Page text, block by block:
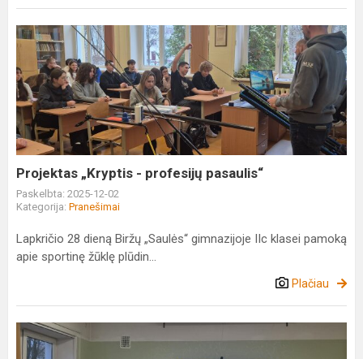
Projektas
„Kryptis
-
profesijų
pasaulis“
Projektas „Kryptis - profesijų pasaulis“
Paskelbta: 2025-12-02
Kategorija: Pranešimai
Lapkričio 28 dieną Biržų „Saulės“ gimnazijoje IIc klasei pamoką
apie sportinę žūklę plūdin...
Plačiau
Susitikimas
su